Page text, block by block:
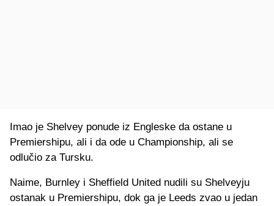
Imao je Shelvey ponude iz Engleske da ostane u
Premiershipu, ali i da ode u Championship, ali se
odlučio za Tursku.
Naime, Burnley i Sheffield United nudili su Shelveyju
ostanak u Premiershipu, dok ga je Leeds zvao u jedan